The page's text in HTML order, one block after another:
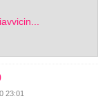
23:01